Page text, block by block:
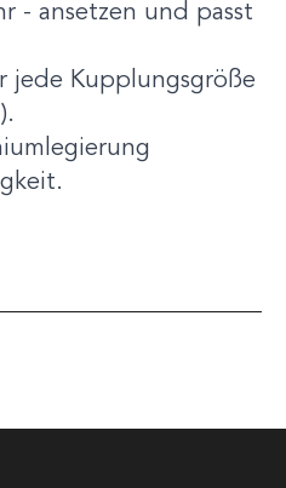
- ansetzen und passt
jede Kupplungsgröße